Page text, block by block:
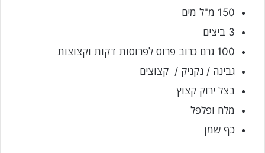
150 מ"ל מים
3 ביצים
100 גרם כרוב פרוס לפרוסות דקות וקצוצות
גבינה / נקניק / קצוצים
בצל ירוק קצוץ
מלח ופלפל
כף שמן